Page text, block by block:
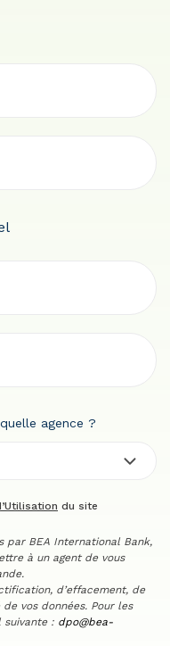
agence ?
du site
par BEA International Bank,
à un agent de vous
d’effacement, de
vos données. Pour les
suivante : dpo@bea-